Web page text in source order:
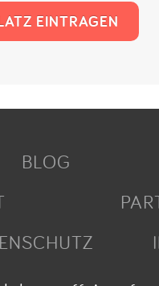
EINTRAGEN
BLOG